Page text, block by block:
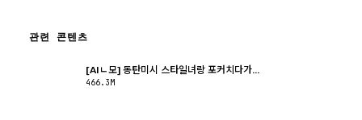
관련 콘텐츠
[AIㄴ모] 동탄미시 스타일녀랑 포커치다가...
466.3M